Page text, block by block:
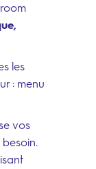
les
: menu
vos